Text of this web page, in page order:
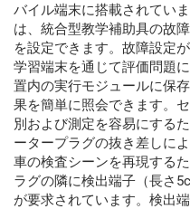
バイル端末に搭載されてい
は、統合型教学補助具の故
を設定できます。故障設定
学習端末を通じて評価問題
置内の実行モジュールに保
果を簡単に照会できます。
別および測定を容易にする
ータープラグの抜き差しに
車の検査シーンを再現する
ラグの隣に検出端子（長さ
が要求されています。検出